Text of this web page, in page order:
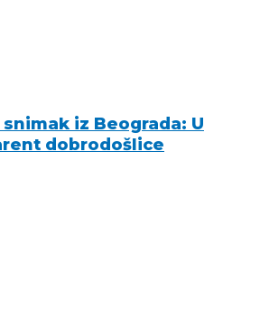
iz Beograda: U
dobrodošlice